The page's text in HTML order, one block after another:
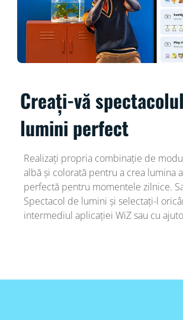
Creați-vă
lumini perfect
Realizați propria combinație de
albă și colorată pentru a crea lumina
perfectă pentru momentele zilnice.
Spectacol de lumini și selectați-l
intermediul aplicației WiZ sau cu